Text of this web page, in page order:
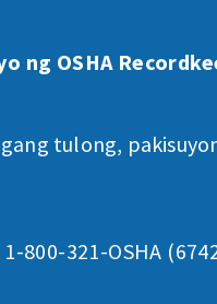
ng OSHA
tulong,
1-800-321-OSHA